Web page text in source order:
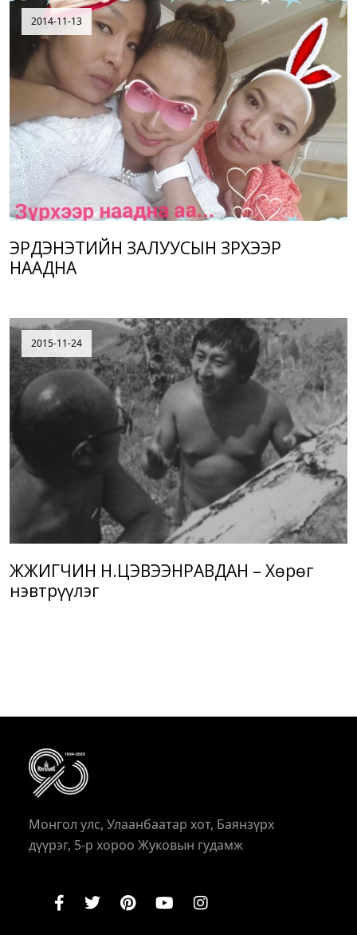
2014-11-13
ЭРДЭНЭТИЙН ЗАЛУУСЫН ЗҮРХЭЭР
НААДНА
2015-11-24
ЖҮЖИГЧИН Н.ЦЭВЭЭНРАВДАН – Хөрөг
нэвтрүүлэг
Монгол улс, Улаанбаатар хот, Баянзүрх
дүүрэг, 5-р хороо Жуковын гудамж